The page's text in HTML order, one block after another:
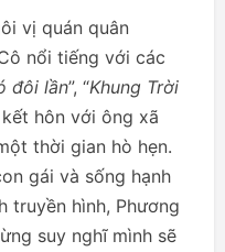
vị quán quân
nổi tiếng với các
đôi lần”, “Khung Trời
kết hôn với ông xã
thời gian hò hẹn.
gái và sống hạnh
truyền hình, Phương
suy nghĩ mình sẽ